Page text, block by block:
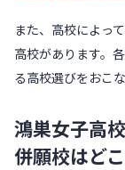
また、高校によっ
高校があります。
る高校選びをおこ
鴻巣女子高
併願校はど